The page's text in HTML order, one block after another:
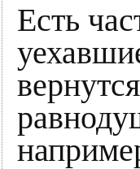
Есть